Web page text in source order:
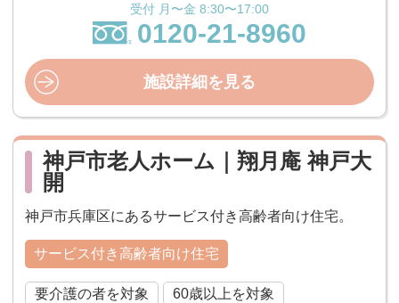
受付 月〜金 8:30〜17:00
0120-21-8960
施設詳細を見る
神戸市老人ホーム｜翔月庵 神戸大
開
神戸市兵庫区にあるサービス付き高齢者向け住宅。
サービス付き高齢者向け住宅
要介護の者を対象
60歳以上を対象